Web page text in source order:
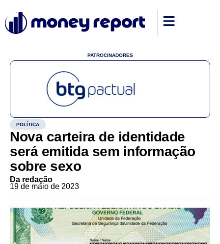
PATROCINADORES
POLÍTICA
Nova carteira de identidade
será emitida sem informação
sobre sexo
Da redação
19 de maio de 2023